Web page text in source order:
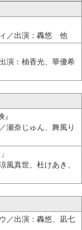
／出演：轟悠 他
演：柚香光、華優希
瀬奈じゅん、舞風り
風真世、杜けあき、
／出演：轟悠、凪七